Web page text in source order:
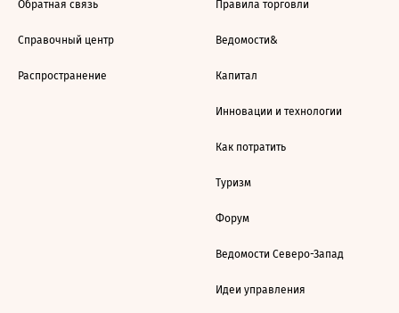
Обратная связь
Справочный центр
Распространение
Правила торговли
Ведомости&
Капитал
Инновации и технологии
Как потратить
Туризм
Форум
Ведомости Северо-Запад
Идеи управления